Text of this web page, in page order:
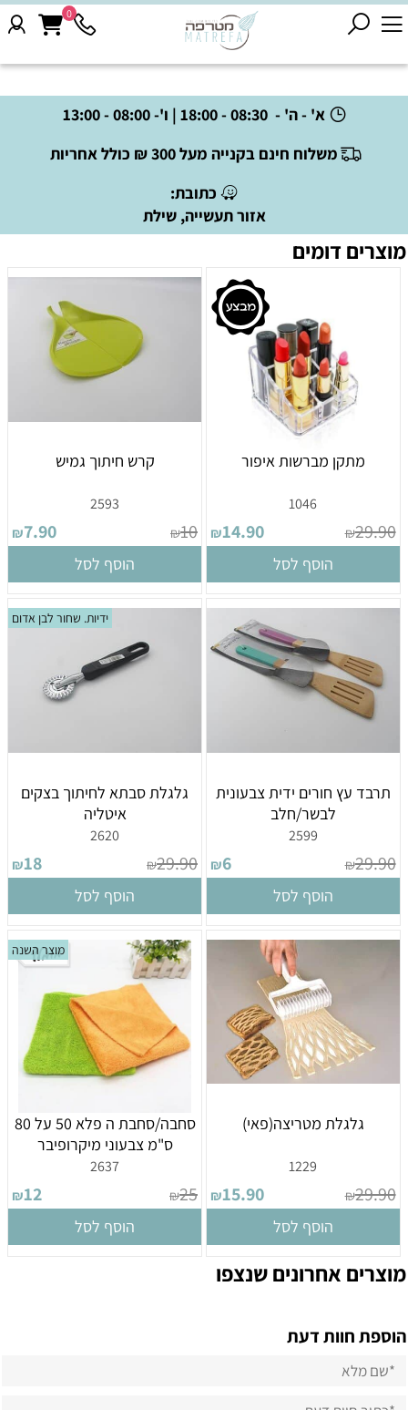
א' - ה' - 08:30 - 18:00 | ו'- 08:00 - 13:00
משלוח חינם בקנייה מעל 300 ₪ כולל אחריות
כתובת:
אזור תעשייה, שילת
0
מוצרים דומים
מתקן מברשות איפור
1046
₪29.90
₪14.90
הוסף לסל
קרש חיתוך גמיש
2593
₪10
₪7.90
הוסף לסל
תרבד עץ חורים ידית צבעונית
לבשר/חלב
2599
₪29.90
₪6
הוסף לסל
ידיות. שחור לבן אדום
גלגלת סבתא לחיתוך בצקים
איטליה
2620
₪29.90
₪18
הוסף לסל
גלגלת מטריצה(פאי)
1229
₪29.90
₪15.90
הוסף לסל
מוצר השנה
סחבה/סחבת ה פלא 50 על 80
ס"מ צבעוני מיקרופיבר
2637
₪25
₪12
הוסף לסל
מוצרים אחרונים שנצפו
הוספת חוות דעת